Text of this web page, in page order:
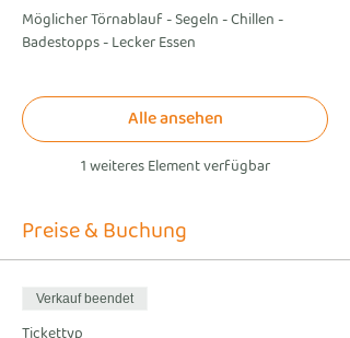
Möglicher Törnablauf - Segeln - Chillen -
Badestopps - Lecker Essen
1 weiteres Element verfügbar
Alle ansehen
Preise & Buchung
Verkauf beendet